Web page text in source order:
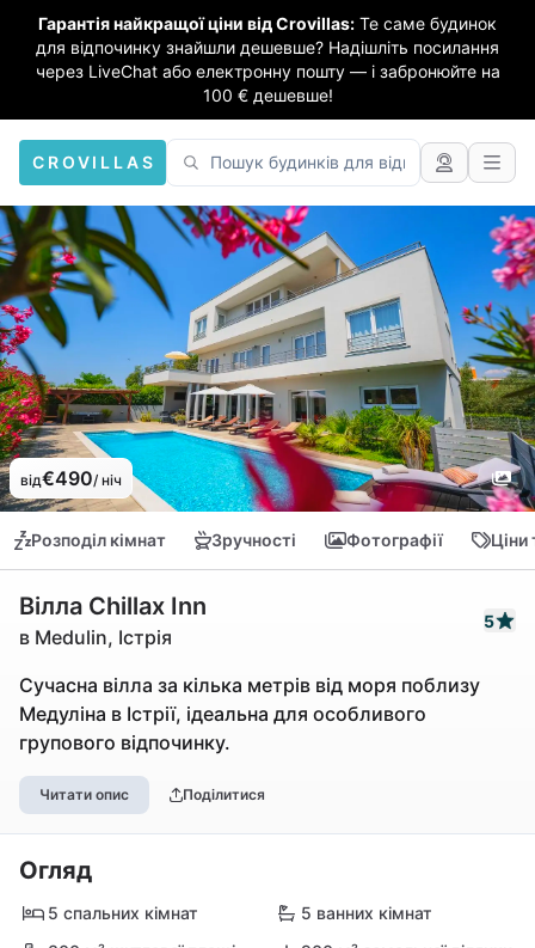
Гарантія найкращої ціни від Crovillas: Те саме будинок
для відпочинку знайшли дешевше? Надішліть посилання
через LiveChat або електронну пошту — і забронюйте на
100 € дешевше!
CROVILLAS
від€490/ ніч
Розподіл кімнат Зручності Фотографії Ціни
Вілла Chillax Inn
в Medulin, Істрія
5
Сучасна вілла за кілька метрів від моря поблизу
Медуліна в Істрії, ідеальна для особливого
групового відпочинку.
Читати опис Поділитися
Огляд
5 спальних кімнат
5 ванних кімнат